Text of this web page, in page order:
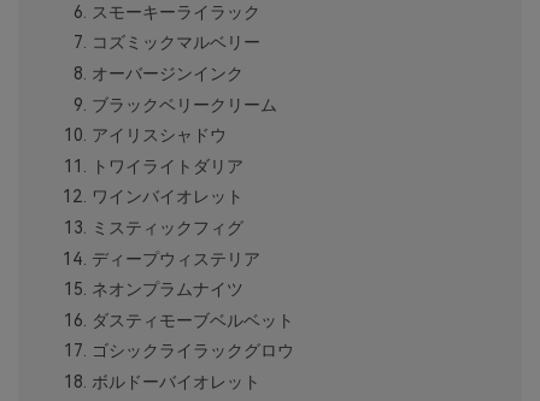
スモーキーライラック
コズミックマルベリー
オーバージンインク
ブラックベリークリーム
アイリスシャドウ
トワイライトダリア
ワインバイオレット
ミスティックフィグ
ディープウィステリア
ネオンプラムナイツ
ダスティモーブベルベット
ゴシックライラックグロウ
ボルドーバイオレット